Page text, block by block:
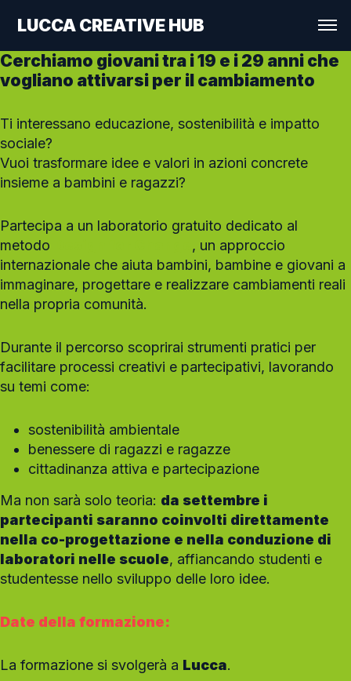
LUCCA CREATIVE HUB
Cerchiamo giovani tra i 19 e i 29 anni che
vogliano attivarsi per il cambiamento
Ti interessano educazione, sostenibilità e impatto
sociale?
Vuoi trasformare idee e valori in azioni concrete
insieme a bambini e ragazzi?
Partecipa a un laboratorio gratuito dedicato al
metodo
, un approccio
internazionale che aiuta bambini, bambine e giovani a
immaginare, progettare e realizzare cambiamenti reali
nella propria comunità.
Durante il percorso scoprirai strumenti pratici per
facilitare processi creativi e partecipativi, lavorando
su temi come:
sostenibilità ambientale
benessere di ragazzi e ragazze
cittadinanza attiva e partecipazione
Ma non sarà solo teoria: da settembre i
partecipanti saranno coinvolti direttamente
nella co-progettazione e nella conduzione di
laboratori nelle scuole, affiancando studenti e
studentesse nello sviluppo delle loro idee.
Date della formazione:
La formazione si svolgerà a Lucca.